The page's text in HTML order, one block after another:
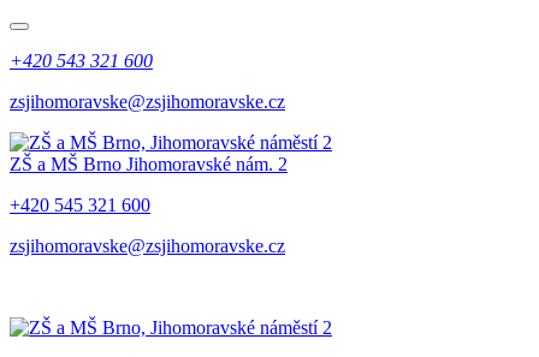
+420 543 321 600
zsjihomoravske@zsjihomoravske.cz
ZŠ a MŠ Brno Jihomoravské nám. 2
+420 545 321 600
zsjihomoravske@zsjihomoravske.cz